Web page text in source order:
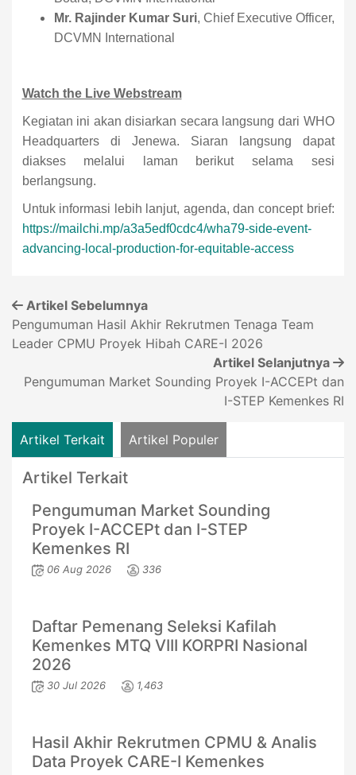
Mr. Rajinder Kumar Suri, Chief Executive Officer,
DCVMN International
Watch the Live Webstream
Kegiatan ini akan disiarkan secara langsung dari WHO
Headquarters di Jenewa. Siaran langsung dapat
diakses melalui laman berikut selama sesi
berlangsung.
Untuk informasi lebih lanjut, agenda, dan concept brief:
https://mailchi.mp/a3a5edf0cdc4/wha79-side-event-
advancing-local-production-for-equitable-access
Artikel Sebelumnya
Pengumuman Hasil Akhir Rekrutmen Tenaga Team
Leader CPMU Proyek Hibah CARE-I 2026
Artikel Selanjutnya
Pengumuman Market Sounding Proyek I-ACCEPt dan
I-STEP Kemenkes RI
Artikel Terkait Artikel Populer
Artikel Terkait
Pengumuman Market Sounding
Proyek I-ACCEPt dan I-STEP
Kemenkes RI
06 Aug 2026 336
Daftar Pemenang Seleksi Kafilah
Kemenkes MTQ VIII KORPRI Nasional
2026
30 Jul 2026 1,463
Hasil Akhir Rekrutmen CPMU & Analis
Data Proyek CARE-I Kemenkes